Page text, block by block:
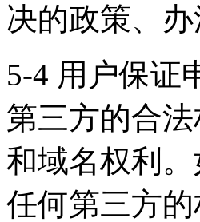
决的政策、
5-4 用户保证
第三方的合
和域名权利
任何第三方